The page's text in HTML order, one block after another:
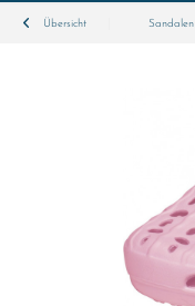
Übersicht Sandalen